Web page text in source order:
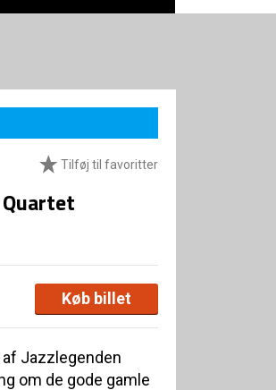
Tilføj til favoritter
Køb billet
Jazzlegenden
om de gode gamle